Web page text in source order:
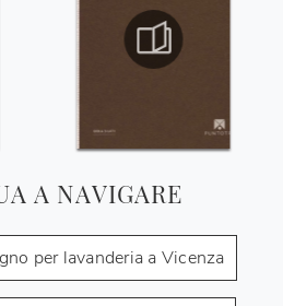
A NAVIGARE
per lavanderia a Vicenza